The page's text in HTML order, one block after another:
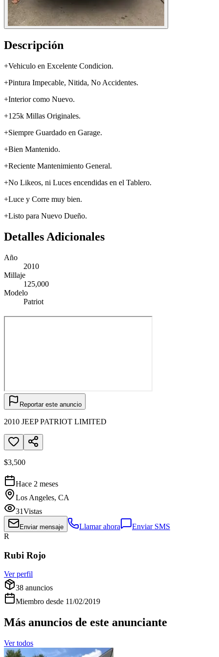
Descripción
+Vehiculo en Excelente Condicion.
+Pintura Impecable, Nitida, No Accidentes.
+Interior como Nuevo.
+125k Millas Originales.
+Siempre Guardado en Garage.
+Bien Mantenido.
+Reciente Mantenimiento General.
+No Likeos, ni Luces encendidas en el Tablero.
+Luce y Corre muy bien.
+Listo para Nuevo Dueño.
Detalles Adicionales
Año
2010
Millaje
125,000
Modelo
Patriot
Reportar este anuncio
2010 JEEP PATRIOT LIMITED
$3,500
Hace 2 meses
Los Angeles, CA
31Vistas
Enviar mensaje Llamar ahora
Enviar SMS
R
Rubi Rojo
Ver perfil
38 anuncios
Miembro desde 11/02/2019
Más anuncios de este anunciante
Ver todos